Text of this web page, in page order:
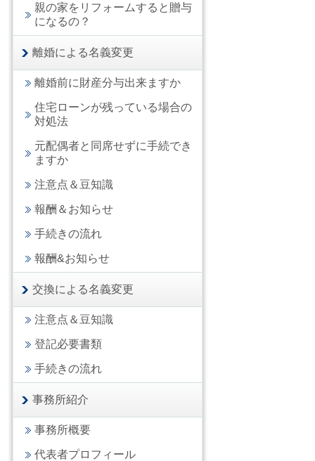
親の家をリフォームすると贈与
になるの？
離婚による名義変更
離婚前に財産分与出来ますか
住宅ローンが残っている場合の
対処法
元配偶者と同席せずに手続でき
ますか
注意点＆豆知識
報酬＆お知らせ
手続きの流れ
報酬&お知らせ
交換による名義変更
注意点＆豆知識
登記必要書類
手続きの流れ
事務所紹介
事務所概要
代表者プロフィール